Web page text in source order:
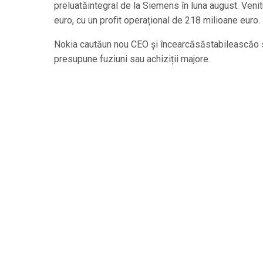
preluatăintegral de la Siemens în luna august.
euro, cu un profit operațional de 218 milioane euro.
Nokia cautăun nou CEO și
presupune fuziuni sau achiziții majore.